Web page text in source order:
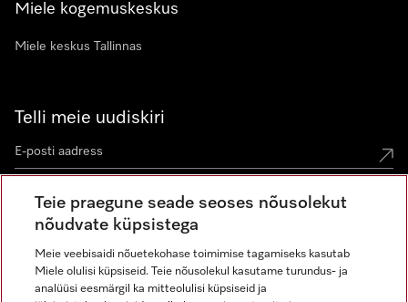
Miele kogemuskeskus
Miele keskus Tallinnas
Telli meie uudiskiri
Miele Instagramis
Miele Facebookis
Miele Youtube'is
Teie praegune seade seoses nõusolekut
nõudvate küpsistega
Meie veebisaidi nõuetekohase toimimise tagamiseks kasutab
Miele olulisi küpsiseid. Teie nõusolekul kasutame turundus- ja
analüüsi eesmärgil ka mitteolulisi küpsiseid ja